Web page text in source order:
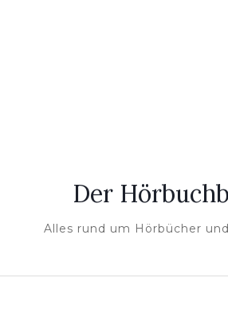
Der
Alles rund um Hörbücher